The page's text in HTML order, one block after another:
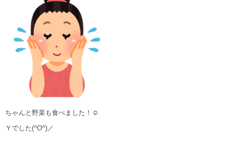
ちゃんと野菜も食べました！☺
Ｙでした(^O^)／